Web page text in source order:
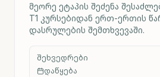
მეორე ეტაპის შეძენა
T1 კურსებიდან ერთ-ერთის
დასრულების შემთხვევაში.
შეხვედრები
დაწყება